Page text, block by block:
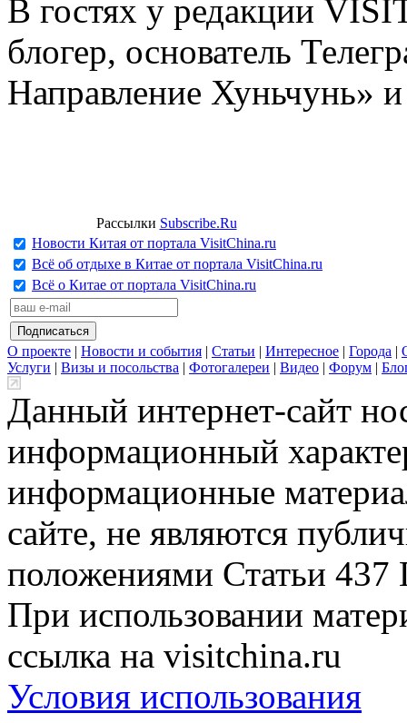
В гостях у редакции
блогер, основатель
Направление Хуньчунь»
Рассылки Subscribe.Ru
Новости Китая от портала VisitChina.ru
Всё об отдыхе в Китае от портала VisitChina.ru
Всё о Китае от портала VisitChina.ru
О проекте | Новости и события | Статьи | Интересное | Города |
Услуги | Визы и посольства | Фотогалереи | Видео | Форум |
Данный интернет-сайт
информационный
информационные
сайте, не являются
положениями Статьи 437
При использовании
ссылка на visitchina.ru
Условия использования